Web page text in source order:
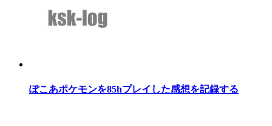
ぽこあポケモンを85hプレイした感想を記録する